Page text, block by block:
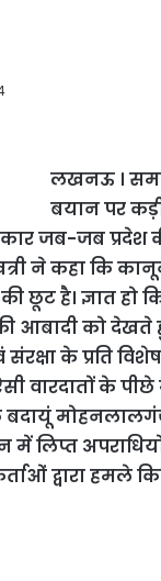
लखनऊ ।
बयान पर कड़ी
जब-जब प्रदेश
ने कहा कि
छूट है। ज्ञात हो
आबादी को देखते
के प्रति
वारदातों के
बदायूं
लिप्त
द्वारा